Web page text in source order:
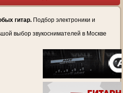
гитар. Подбор электроники и
выбор звукоснимателей в Москве